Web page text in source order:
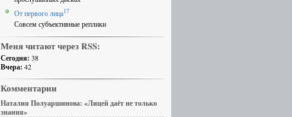
От первого лица17
Совсем субъективные реплики
Меня читают через RSS:
Сегодня: 38
Вчера: 42
Комментарии
Наталия Полуаршинова: «Лицей даёт не только
знания»